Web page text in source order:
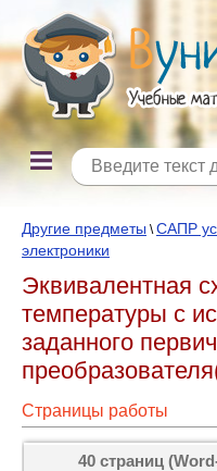
Другие предметы \САПР
электроники
Эквивалентная
температуры с
заданного
Страницы работы
40 страниц